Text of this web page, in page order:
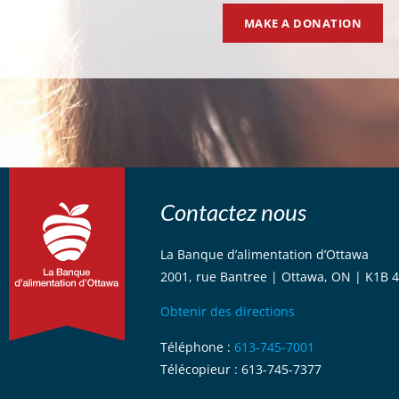
MAKE A DONATION
Contactez nous
La Banque d’alimentation d’Ottawa
2001, rue Bantree | Ottawa, ON | K1B
Obtenir des directions
Téléphone : 613-745-7001
Télécopieur : 613-745-7377